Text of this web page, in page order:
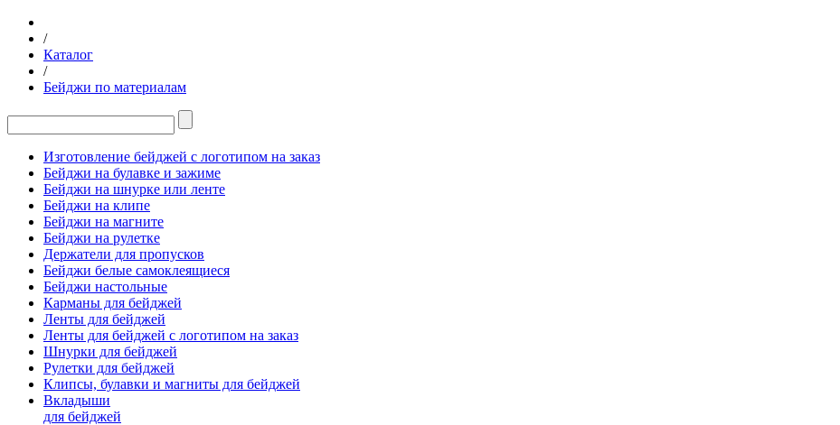
/
Каталог
/
Бейджи по материалам
Изготовление бейджей с логотипом на заказ
Бейджи на булавке и зажиме
Бейджи на шнурке или ленте
Бейджи на клипе
Бейджи на магните
Бейджи на рулетке
Держатели для пропусков
Бейджи белые самоклеящиеся
Бейджи настольные
Карманы для бейджей
Ленты для бейджей
Ленты для бейджей с логотипом на заказ
Шнурки для бейджей
Рулетки для бейджей
Клипсы, булавки и магниты для бейджей
Вкладыши
для бейджей